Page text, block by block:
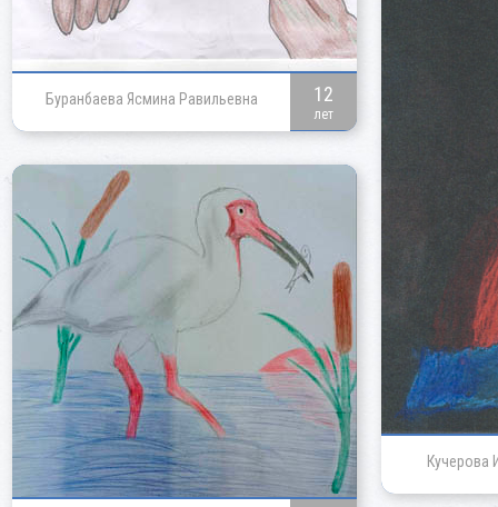
Буранбаева Ясмина Равильевна 12
лет
Кучерова